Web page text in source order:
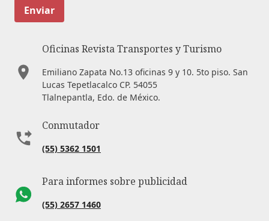
Enviar
Oficinas Revista Transportes y Turismo
Emiliano Zapata No.13 oficinas 9 y 10. 5to piso. San
Lucas Tepetlacalco CP. 54055
Tlalnepantla, Edo. de México.
Conmutador
(55) 5362 1501
Para informes sobre publicidad
(55) 2657 1460